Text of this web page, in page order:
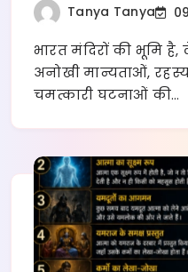
Tanya Tanya
भारत मंदिरों की भूमि
अनोखी मान्यताओं,
चमत्कारी घटनाओं की…